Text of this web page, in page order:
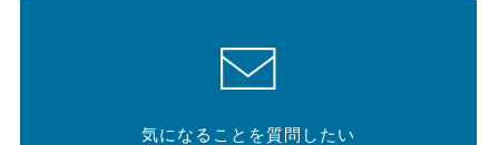
気になることを質問したい